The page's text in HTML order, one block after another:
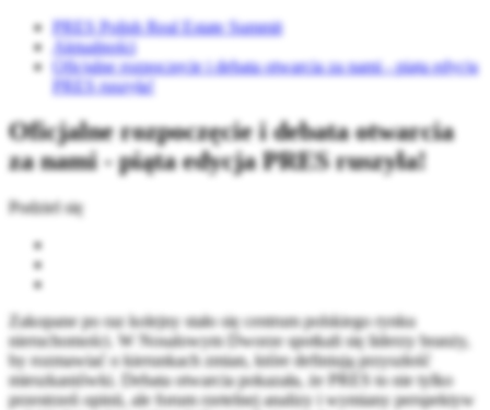
PRES Polish Real Estate Summit
Aktualności
Oficjalne rozpoczęcie i debata otwarcia za nami - piąta edycja
PRES ruszyła!
Oficjalne rozpoczęcie i debata otwarcia
za nami - piąta edycja PRES ruszyła!
Podziel się
Zakopane po raz kolejny stało się centrum polskiego rynku
nieruchomości. W Nosalowym Dworze spotkali się liderzy branży,
by rozmawiać o kierunkach zmian, które definiują przyszłość
mieszkaniówki. Debata otwarcia pokazała, że PRES to nie tylko
przestrzeń opinii, ale forum rzetelnej analizy i wymiany perspektyw